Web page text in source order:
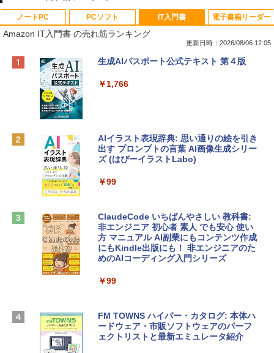
ノートPC
Apple 2026 MacBook Neo A18 Proチッ
e Intelligenceのために設計、Liquid Ret
￥137,800
tomtoc 360°保護 15.6 16インチ パソコ
￥2,952
Apple 2026 MacBook Air M5チップ搭載
igence、13.6インチLiquid Retinaディ
ームカメラ、日本語キーボード、Touch I
D - スカイブルー
PCソフト
Xbox プリペイドカード 10,000円 デジタ
ンラインコード]
Robloxギフトカード - 800 Robux 【限
定バーチャルアイテムを含む】 【オンラ
インゲームコード】 ロブロックス | オン
Microsoft Office Home & Business 202
4(最新 永続版)|オンラインコード版|Wind
ows11、10/mac対応|PC2台
定バーチャルアイテムを含む】 【オンラ
インゲームコード】 ロブロックス | オン
ラインコード版
IT入門書
Amazon IT入門書 の売れ筋ランキング
更新日時：2026/08/06 12:05
生成AIパスポート公式テキスト 第４版
￥1,766
AIイラスト表現辞典: 思い通りの絵を引き
出す プロンプトの言葉 AI画像生成シリー
ズ (はぴーイラストLabo)
￥99
ClaudeCode いちばんやさしい 教科書:
非エンジニア 初心者 素人 でも安心 使い
方 マニュアル AI副業にもコンテンツ作成
にもKindle出版にも！ 非エンジニアのた
めのAIコーディング入門シリーズ
￥99
FM TOWNS ハイパー・カタログ: 本体ハ
ードウェア・市販ソフトウェアのパーフ
ェクトリストと最新エミュレータ紹介
電子書籍リーダー